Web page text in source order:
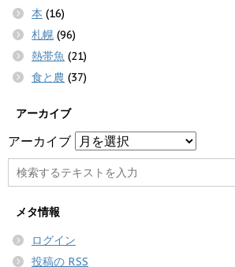
本 (16)
札幌 (96)
熱帯魚 (21)
食と農 (37)
アーカイブ
アーカイブ
メタ情報
ログイン
投稿の RSS